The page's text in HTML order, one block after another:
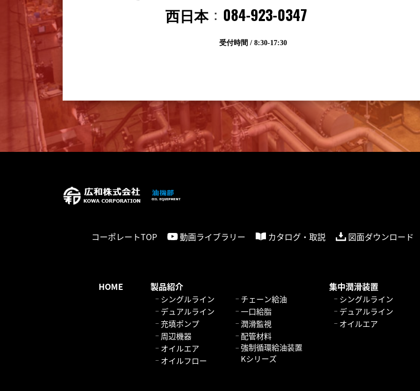
西日本 084-923-0347
受付時間 / 8:30-17:30
コーポレートTOP 動画ライブラリー カタログ・取説 図面ダウンロード
HOME 製品紹介
シングルライン
デュアルライン
充填ポンプ
周辺機器
オイルエア
オイルフロー
チェーン給油
一口給脂
潤滑監視
配管材料
強制循環給油装置
Kシリーズ
集中潤滑装置
シングルライン
デュアルライン
オイルエア